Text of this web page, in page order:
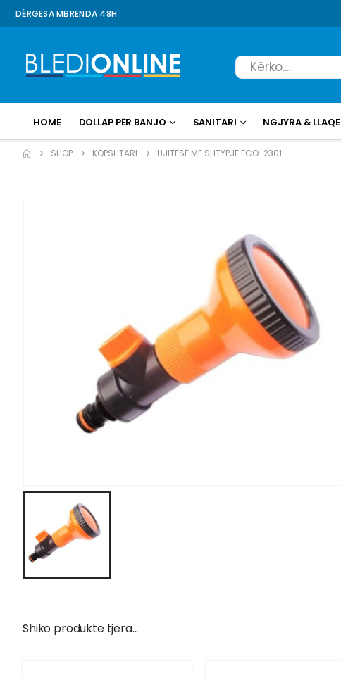
DËRGESA MBRENDA 48H
HOME DOLLAP PËR BANJO SANITARI NGJYRA & LLAQE
SHOP KOPSHTARI UJITESE ME SHTYPJE ECO-2301
Shiko produkte tjera...